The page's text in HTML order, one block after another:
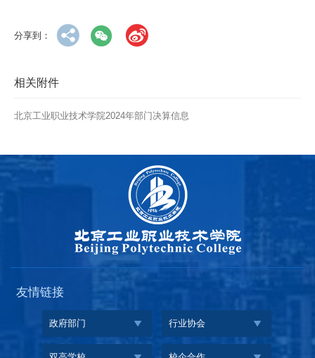
分享到：
相关附件
北京工业职业技术学院2024年部门决算信息
友情链接
政府部门 行业协会